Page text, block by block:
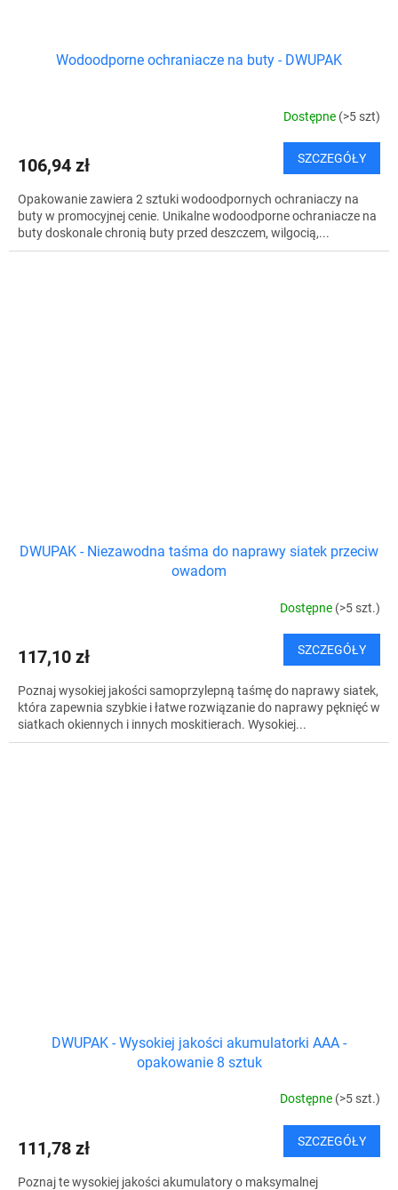
Wodoodporne ochraniacze na buty - DWUPAK
Dostępne (>5 szt)
106,94 zł SZCZEGÓŁY
Opakowanie zawiera 2 sztuki wodoodpornych ochraniaczy na
buty w promocyjnej cenie. Unikalne wodoodporne ochraniacze na
buty doskonale chronią buty przed deszczem, wilgocią,...
DWUPAK - Niezawodna taśma do naprawy siatek przeciw
owadom
Dostępne (>5 szt.)
117,10 zł SZCZEGÓŁY
Poznaj wysokiej jakości samoprzylepną taśmę do naprawy siatek,
która zapewnia szybkie i łatwe rozwiązanie do naprawy pęknięć w
siatkach okiennych i innych moskitierach. Wysokiej...
DWUPAK - Wysokiej jakości akumulatorki AAA -
opakowanie 8 sztuk
Dostępne (>5 szt.)
111,78 zł SZCZEGÓŁY
Poznaj te wysokiej jakości akumulatory o maksymalnej